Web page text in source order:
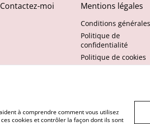
Contactez-moi Mentions légales
Conditions générales
Politique de
confidentialité
Politique de cookies
à comprendre comment vous utilisez
cookies et contrôler la façon dont ils sont